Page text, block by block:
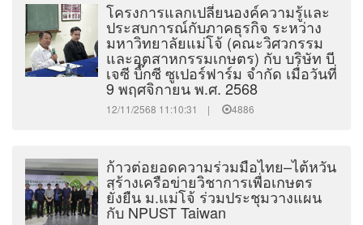
โครงการแลกเปลี่ยนองค์ความรู้และ
ประสบการณ์กับภาคธุรกิจ ระหว่าง
มหาวิทยาลัยแม่โจ้ (คณะวิศวกรรม
และอุตสาหกรรมเกษตร) กับ บริษัท บี
เจซี บิ๊กซี ซูเปอร์ฟาร์ม จำกัด เมื่อวันที่
9 พฤศจิกายน พ.ศ. 2568
12/11/2568 11:10:31 | 4886
ก้าวต่อยอดความร่วมมือไทย–ไต้หวัน
สร้างเครือข่ายวิชาการเพื่อเกษตร
ยั่งยืน ม.แม่โจ้ ร่วมประชุมวางแผน
กับ NPUST Taiwan